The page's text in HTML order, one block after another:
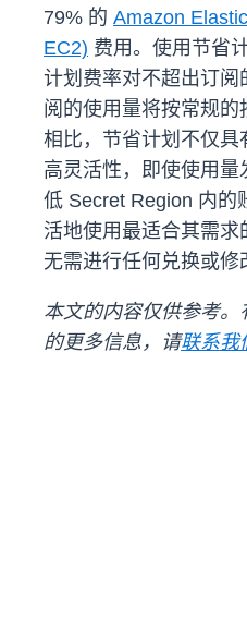
79% 的 Amazon
EC2) 费用。使用节省
计划费率对不超出订
阅的使用量将按常规的
相比，节省计划不仅具
高灵活性，即使使用
低 Secret Region 内的
活地使用最适合其需
无需进行任何兑换或修
本文的内容仅供参考
的更多信息，请联系我